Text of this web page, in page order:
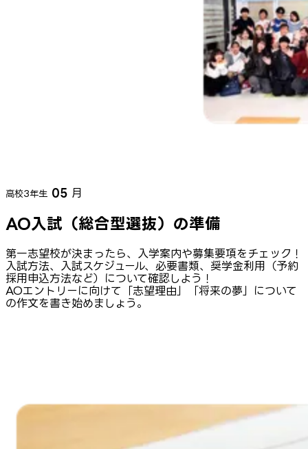
高校3年生 05 月
AO入試（総合型選抜）の準備
第一志望校が決まったら、入学案内や募集要項をチェック！
入試方法、入試スケジュール、必要書類、奨学金利用（予約
採用申込方法など）について確認しよう！
AOエントリーに向けて「志望理由」「将来の夢」について
の作文を書き始めましょう。